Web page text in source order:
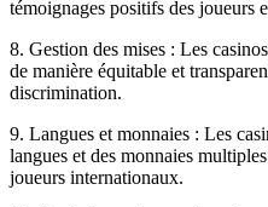
témoignages positifs des joueurs
8. Gestion des mises : Les
de manière équitable et
discrimination.
9. Langues et monnaies : Les
langues et des monnaies
joueurs internationaux.